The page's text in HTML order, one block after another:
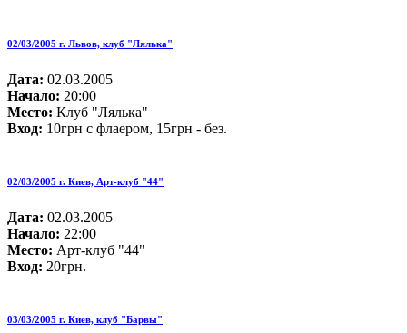
02/03/2005 г. Львов, клуб "Лялька"
Дата: 02.03.2005
Начало: 20:00
Место: Клуб "Лялька"
Вход: 10грн с флаером, 15грн - без.
02/03/2005 г. Киев, Арт-клуб "44"
Дата: 02.03.2005
Начало: 22:00
Место: Арт-клуб "44"
Вход: 20грн.
03/03/2005 г. Киев, клуб "Барвы"